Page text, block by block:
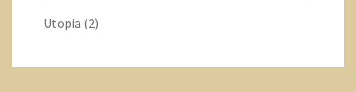
Utopia (2)